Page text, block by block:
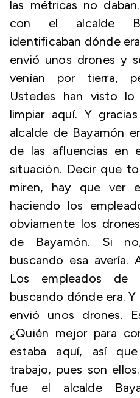
las métricas no
con el alcalde
identificaban dónde
envió unos drones y
venían por tierra,
Ustedes han visto
limpiar aquí. Y
alcalde de Bayamón
de las afluencias en
situación. Decir que
miren, hay que ver
haciendo los
obviamente los
de Bayamón. Si
buscando esa avería.
Los empleados de
buscando dónde era.
envió unos drones.
¿Quién mejor para
estaba aquí, así
trabajo, pues son
fue el alcalde